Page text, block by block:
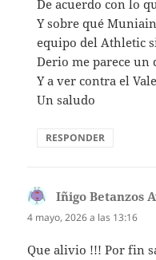
De acuerdo con lo
Y sobre qué
equipo del Athletic
Derio me parece un
Y a ver contra el
Un saludo
RESPONDER
Iñigo Betanzos
4 mayo, 2026 a las 13:16
Que alivio !!! Por fin